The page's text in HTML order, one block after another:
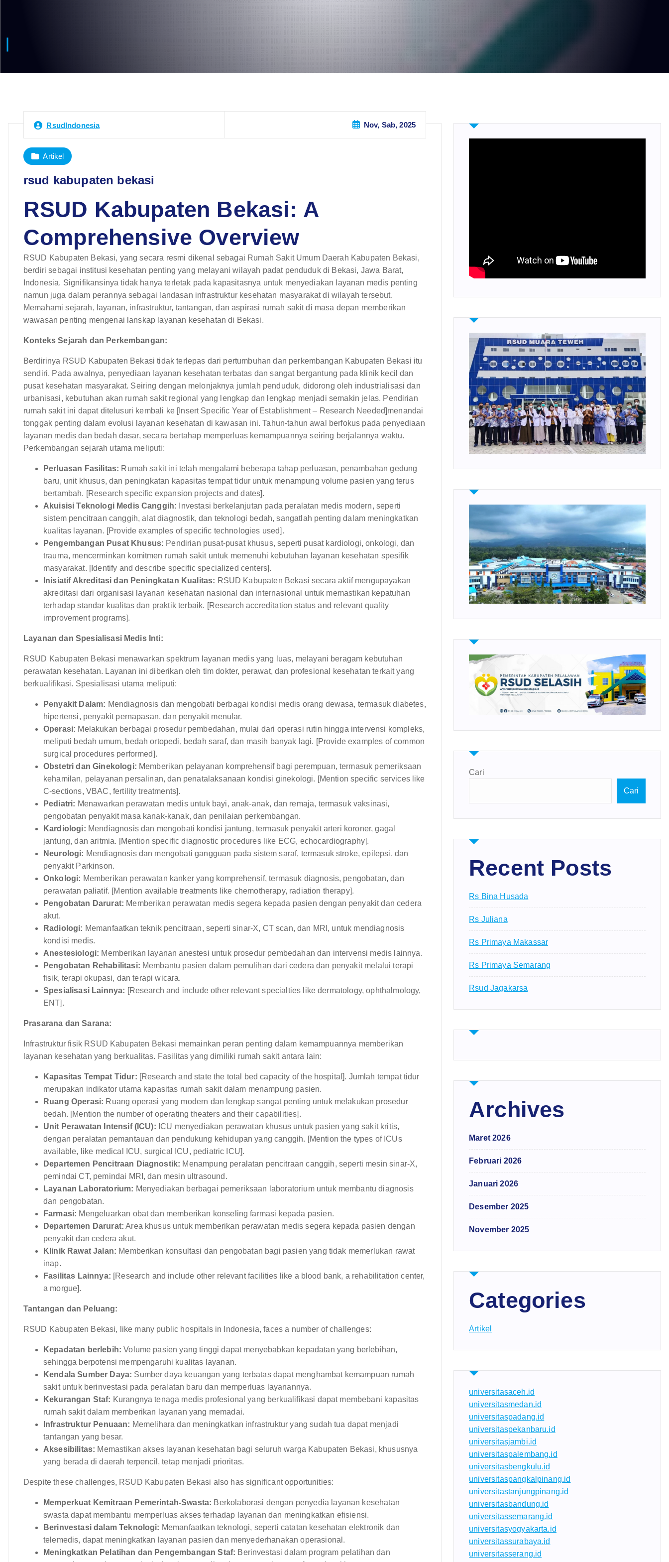
RsudIndonesia Nov, Sab, 2025
Artikel
rsud kabupaten bekasi
RSUD Kabupaten Bekasi: A
Comprehensive Overview
RSUD Kabupaten Bekasi, yang secara resmi dikenal sebagai Rumah Sakit Umum Daerah Kabupaten Bekasi,
berdiri sebagai institusi kesehatan penting yang melayani wilayah padat penduduk di Bekasi, Jawa Barat,
Indonesia. Signifikansinya tidak hanya terletak pada kapasitasnya untuk menyediakan layanan medis penting
namun juga dalam perannya sebagai landasan infrastruktur kesehatan masyarakat di wilayah tersebut.
Memahami sejarah, layanan, infrastruktur, tantangan, dan aspirasi rumah sakit di masa depan memberikan
wawasan penting mengenai lanskap layanan kesehatan di Bekasi.
Konteks Sejarah dan Perkembangan:
Berdirinya RSUD Kabupaten Bekasi tidak terlepas dari pertumbuhan dan perkembangan Kabupaten Bekasi itu
sendiri. Pada awalnya, penyediaan layanan kesehatan terbatas dan sangat bergantung pada klinik kecil dan
pusat kesehatan masyarakat. Seiring dengan melonjaknya jumlah penduduk, didorong oleh industrialisasi dan
urbanisasi, kebutuhan akan rumah sakit regional yang lengkap dan lengkap menjadi semakin jelas. Pendirian
rumah sakit ini dapat ditelusuri kembali ke [Insert Specific Year of Establishment – Research Needed]menandai
tonggak penting dalam evolusi layanan kesehatan di kawasan ini. Tahun-tahun awal berfokus pada penyediaan
layanan medis dan bedah dasar, secara bertahap memperluas kemampuannya seiring berjalannya waktu.
Perkembangan sejarah utama meliputi:
Perluasan Fasilitas: Rumah sakit ini telah mengalami beberapa tahap perluasan, penambahan gedung
baru, unit khusus, dan peningkatan kapasitas tempat tidur untuk menampung volume pasien yang terus
bertambah. [Research specific expansion projects and dates].
Akuisisi Teknologi Medis Canggih: Investasi berkelanjutan pada peralatan medis modern, seperti
sistem pencitraan canggih, alat diagnostik, dan teknologi bedah, sangatlah penting dalam meningkatkan
kualitas layanan. [Provide examples of specific technologies used].
Pengembangan Pusat Khusus: Pendirian pusat-pusat khusus, seperti pusat kardiologi, onkologi, dan
trauma, mencerminkan komitmen rumah sakit untuk memenuhi kebutuhan layanan kesehatan spesifik
masyarakat. [Identify and describe specific specialized centers].
Inisiatif Akreditasi dan Peningkatan Kualitas: RSUD Kabupaten Bekasi secara aktif mengupayakan
akreditasi dari organisasi layanan kesehatan nasional dan internasional untuk memastikan kepatuhan
terhadap standar kualitas dan praktik terbaik. [Research accreditation status and relevant quality
improvement programs].
Layanan dan Spesialisasi Medis Inti:
RSUD Kabupaten Bekasi menawarkan spektrum layanan medis yang luas, melayani beragam kebutuhan
perawatan kesehatan. Layanan ini diberikan oleh tim dokter, perawat, dan profesional kesehatan terkait yang
berkualifikasi. Spesialisasi utama meliputi:
Penyakit Dalam: Mendiagnosis dan mengobati berbagai kondisi medis orang dewasa, termasuk diabetes,
hipertensi, penyakit pernapasan, dan penyakit menular.
Operasi: Melakukan berbagai prosedur pembedahan, mulai dari operasi rutin hingga intervensi kompleks,
meliputi bedah umum, bedah ortopedi, bedah saraf, dan masih banyak lagi. [Provide examples of common
surgical procedures performed].
Obstetri dan Ginekologi: Memberikan pelayanan komprehensif bagi perempuan, termasuk pemeriksaan
kehamilan, pelayanan persalinan, dan penatalaksanaan kondisi ginekologi. [Mention specific services like
C-sections, VBAC, fertility treatments].
Pediatri: Menawarkan perawatan medis untuk bayi, anak-anak, dan remaja, termasuk vaksinasi,
pengobatan penyakit masa kanak-kanak, dan penilaian perkembangan.
Kardiologi: Mendiagnosis dan mengobati kondisi jantung, termasuk penyakit arteri koroner, gagal
jantung, dan aritmia. [Mention specific diagnostic procedures like ECG, echocardiography].
Neurologi: Mendiagnosis dan mengobati gangguan pada sistem saraf, termasuk stroke, epilepsi, dan
penyakit Parkinson.
Onkologi: Memberikan perawatan kanker yang komprehensif, termasuk diagnosis, pengobatan, dan
perawatan paliatif. [Mention available treatments like chemotherapy, radiation therapy].
Pengobatan Darurat: Memberikan perawatan medis segera kepada pasien dengan penyakit dan cedera
akut.
Radiologi: Memanfaatkan teknik pencitraan, seperti sinar-X, CT scan, dan MRI, untuk mendiagnosis
kondisi medis.
Anestesiologi: Memberikan layanan anestesi untuk prosedur pembedahan dan intervensi medis lainnya.
Pengobatan Rehabilitasi: Membantu pasien dalam pemulihan dari cedera dan penyakit melalui terapi
fisik, terapi okupasi, dan terapi wicara.
Spesialisasi Lainnya: [Research and include other relevant specialties like dermatology, ophthalmology,
ENT].
Prasarana dan Sarana:
Infrastruktur fisik RSUD Kabupaten Bekasi memainkan peran penting dalam kemampuannya memberikan
layanan kesehatan yang berkualitas. Fasilitas yang dimiliki rumah sakit antara lain:
Kapasitas Tempat Tidur: [Research and state the total bed capacity of the hospital]. Jumlah tempat tidur
merupakan indikator utama kapasitas rumah sakit dalam menampung pasien.
Ruang Operasi: Ruang operasi yang modern dan lengkap sangat penting untuk melakukan prosedur
bedah. [Mention the number of operating theaters and their capabilities].
Unit Perawatan Intensif (ICU): ICU menyediakan perawatan khusus untuk pasien yang sakit kritis,
dengan peralatan pemantauan dan pendukung kehidupan yang canggih. [Mention the types of ICUs
available, like medical ICU, surgical ICU, pediatric ICU].
Departemen Pencitraan Diagnostik: Menampung peralatan pencitraan canggih, seperti mesin sinar-X,
pemindai CT, pemindai MRI, dan mesin ultrasound.
Layanan Laboratorium: Menyediakan berbagai pemeriksaan laboratorium untuk membantu diagnosis
dan pengobatan.
Farmasi: Mengeluarkan obat dan memberikan konseling farmasi kepada pasien.
Departemen Darurat: Area khusus untuk memberikan perawatan medis segera kepada pasien dengan
penyakit dan cedera akut.
Klinik Rawat Jalan: Memberikan konsultasi dan pengobatan bagi pasien yang tidak memerlukan rawat
inap.
Fasilitas Lainnya: [Research and include other relevant facilities like a blood bank, a rehabilitation center,
a morgue].
Tantangan dan Peluang:
RSUD Kabupaten Bekasi, like many public hospitals in Indonesia, faces a number of challenges:
Kepadatan berlebih: Volume pasien yang tinggi dapat menyebabkan kepadatan yang berlebihan,
sehingga berpotensi mempengaruhi kualitas layanan.
Kendala Sumber Daya: Sumber daya keuangan yang terbatas dapat menghambat kemampuan rumah
sakit untuk berinvestasi pada peralatan baru dan memperluas layanannya.
Kekurangan Staf: Kurangnya tenaga medis profesional yang berkualifikasi dapat membebani kapasitas
rumah sakit dalam memberikan layanan yang memadai.
Infrastruktur Penuaan: Memelihara dan meningkatkan infrastruktur yang sudah tua dapat menjadi
tantangan yang besar.
Aksesibilitas: Memastikan akses layanan kesehatan bagi seluruh warga Kabupaten Bekasi, khususnya
yang berada di daerah terpencil, tetap menjadi prioritas.
Despite these challenges, RSUD Kabupaten Bekasi also has significant opportunities:
Memperkuat Kemitraan Pemerintah-Swasta: Berkolaborasi dengan penyedia layanan kesehatan
swasta dapat membantu memperluas akses terhadap layanan dan meningkatkan efisiensi.
Berinvestasi dalam Teknologi: Memanfaatkan teknologi, seperti catatan kesehatan elektronik dan
telemedis, dapat meningkatkan layanan pasien dan menyederhanakan operasional.
Meningkatkan Pelatihan dan Pengembangan Staf: Berinvestasi dalam program pelatihan dan
Cari
Cari
Recent Posts
Rs Bina Husada
Rs Juliana
Rs Primaya Makassar
Rs Primaya Semarang
Rsud Jagakarsa
Archives
Maret 2026
Februari 2026
Januari 2026
Desember 2025
November 2025
Categories
Artikel
universitasaceh.id
universitasmedan.id
universitaspadang.id
universitaspekanbaru.id
universitasjambi.id
universitaspalembang.id
universitasbengkulu.id
universitaspangkalpinang.id
universitastanjungpinang.id
universitasbandung.id
universitassemarang.id
universitasyogyakarta.id
universitassurabaya.id
universitasserang.id